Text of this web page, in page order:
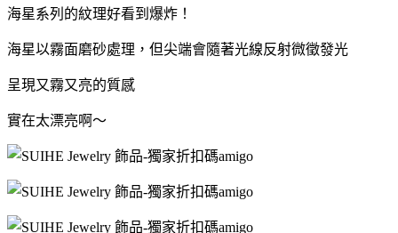
海星系列的紋理好看到爆炸！
海星以霧面磨砂處理，但尖端會隨著光線反射微徵發光
呈現又霧又亮的質感
實在太漂亮啊～